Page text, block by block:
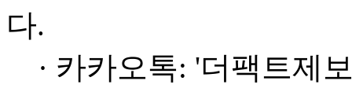
다.
· 카카오톡: '더팩트제